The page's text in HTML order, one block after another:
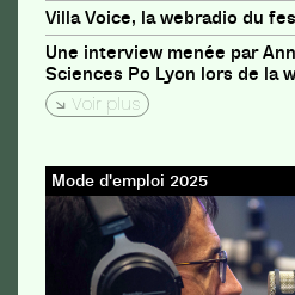
Villa Voice, la webradio du
Une interview menée par
Sciences Po Lyon lors de la
Voir plus
Mode d'emploi 2025